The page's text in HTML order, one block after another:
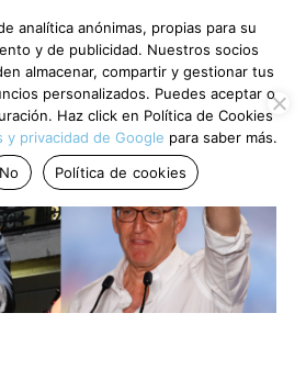
analítica anónimas, propias para su
y de publicidad. Nuestros socios
almacenar, compartir y gestionar tus
personalizados. Puedes aceptar o
Haz click en Política de Cookies
y privacidad de Google para saber más.
No Política de cookies